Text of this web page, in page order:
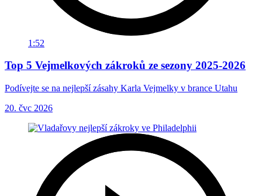
1:52
Top 5 Vejmelkových zákroků ze sezony 2025-2026
Podívejte se na nejlepší zásahy Karla Vejmelky v brance Utahu
20. čvc 2026